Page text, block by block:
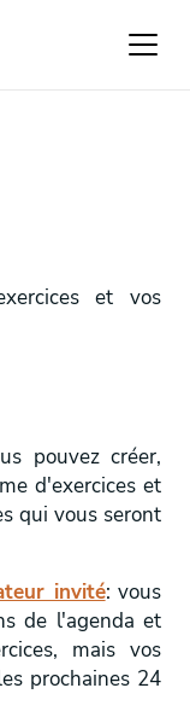
et vos
pouvez créer,
d'exercices et
qui vous seront
invité: vous
de l'agenda et
mais vos
prochaines 24